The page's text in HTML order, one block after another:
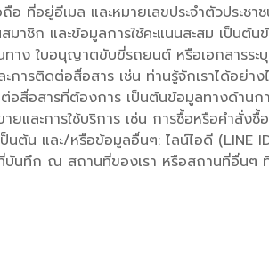
อยู่อีเมล และหมายเลขประจำตัวประชา
มาชิก และข้อมูลการใช้คะแนนสะสม เป็น
าง ใบอนุญาตขับขี่รถยนต์ หรือเอกสารร
ารติดต่อสื่อสาร เช่น ท่านรู้จักเราได้อย่
อสื่อสารที่ต้องการ เป็นต้นข้อมูลทางด้าน
ยและการใช้บริการ เช่น การซื้อหรือคำสั่
นต้น และ/หรือข้อมูลอื่นๆ: ไลน์ไอดี
นทึก ณ สถานที่ของเรา หรือสถานที่อื่นๆ